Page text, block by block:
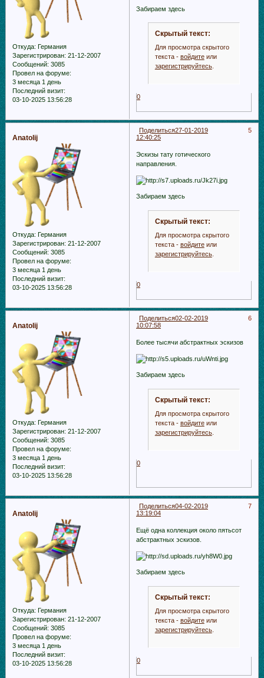
Откуда: Германия
Зарегистрирован: 21-12-2007
Сообщений: 3085
Провел на форуме:
3 месяца 1 день
Последний визит:
03-10-2025 13:56:28
Забираем здесь
Скрытый текст:
Для просмотра скрытого
текста - войдитеили
зарегистрируйтесь.
0
Поделиться 5
27-01-2019
12:40:25
Anatolij
Откуда: Германия
Зарегистрирован: 21-12-2007
Сообщений: 3085
Провел на форуме:
3 месяца 1 день
Последний визит:
03-10-2025 13:56:28
Эскизы тату готического
направления.
Забираем здесь
Скрытый текст:
Для просмотра скрытого
текста - войдитеили
зарегистрируйтесь.
0
Поделиться 6
02-02-2019
10:07:58
Anatolij
Откуда: Германия
Зарегистрирован: 21-12-2007
Сообщений: 3085
Провел на форуме:
3 месяца 1 день
Последний визит:
03-10-2025 13:56:28
Более тысячи абстрактных эскизов
Забираем здесь
Скрытый текст:
Для просмотра скрытого
текста - войдитеили
зарегистрируйтесь.
0
Поделиться 7
04-02-2019
13:19:04
Anatolij
Откуда: Германия
Зарегистрирован: 21-12-2007
Сообщений: 3085
Провел на форуме:
3 месяца 1 день
Последний визит:
03-10-2025 13:56:28
Ещё одна коллекция около пятьсот
абстрактных эскизов.
Забираем здесь
Скрытый текст:
Для просмотра скрытого
текста - войдитеили
зарегистрируйтесь.
0